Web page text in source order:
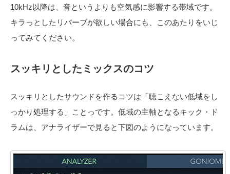
10kHz以降は、音というよりも空気感に影響する帯域です。
キラっとしたリバーブが欲しい場合にも、このあたりをいじ
ってみてください。
スッキリとしたミックスのコツ
スッキリとしたサウンドを作るコツは「聴こえない低域をし
っかり処理する」ことっです。低域の主軸となるキック・ド
ラムは、アナライザーで見ると下図のようになっています。